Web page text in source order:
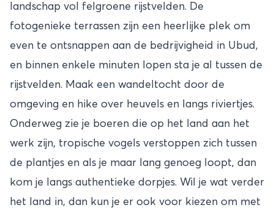
landschap vol felgroene rijstvelden. De
fotogenieke terrassen zijn een heerlijke plek om
even te ontsnappen aan de bedrijvigheid in Ubud,
en binnen enkele minuten lopen sta je al tussen de
rijstvelden. Maak een wandeltocht door de
omgeving en hike over heuvels en langs riviertjes.
Onderweg zie je boeren die op het land aan het
werk zijn, tropische vogels verstoppen zich tussen
de plantjes en als je maar lang genoeg loopt, dan
kom je langs authentieke dorpjes. Wil je wat verder
het land in, dan kun je er ook voor kiezen om met